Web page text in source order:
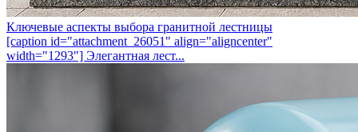
Ключевые аспекты выбора гранитной лестницы
[caption id="attachment_26051" align="aligncenter"
width="1293"] Элегантная лест...